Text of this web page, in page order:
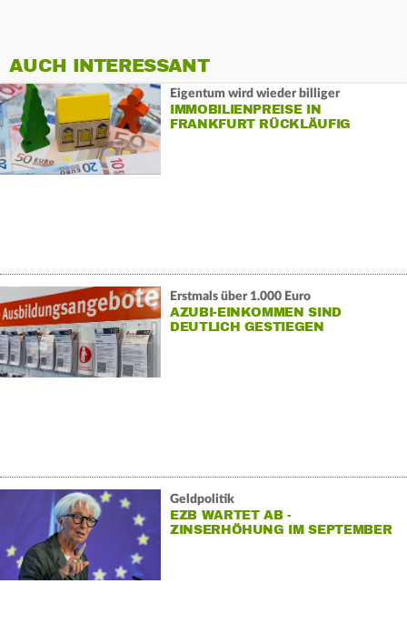
AUCH INTERESSANT
Eigentum wird wieder billiger
IMMOBILIENPREISE IN
FRANKFURT RÜCKLÄUFIG
Erstmals über 1.000 Euro
AZUBI-EINKOMMEN SIND
DEUTLICH GESTIEGEN
Geldpolitik
EZB WARTET AB -
ZINSERHÖHUNG IM SEPTEMBER